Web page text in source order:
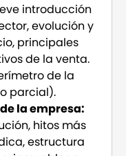
introducción
evolución y
principales
de la venta.
de la
parcial).
la empresa:
hitos más
estructura